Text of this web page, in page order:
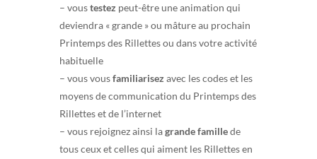
– voustestez peut-être une animation qui
deviendra « grande » ou mâture au prochain
Printemps des Rillettes ou dans votre activité
habituelle
– vous vousfamiliarisez avec les codes et les
moyens de communication du Printemps des
Rillettes et de l’internet
– vous rejoignez ainsi lagrande famillede
tous ceux et celles qui aiment les Rillettes en